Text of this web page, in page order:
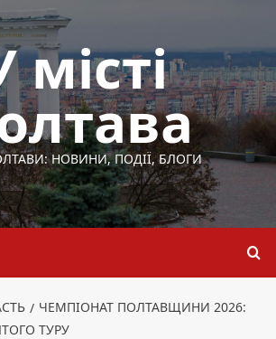
місті
НОВИНИ, ПОДІЇ, БЛОГИ
ЧЕМПІОНАТ ПОЛТАВЩИНИ 2026:
ТУРУ